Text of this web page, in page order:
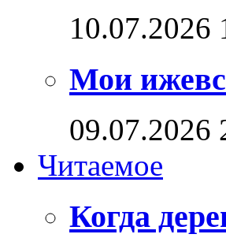
10.07.2026
Мои
09.07.2026
Читаемое
Когда